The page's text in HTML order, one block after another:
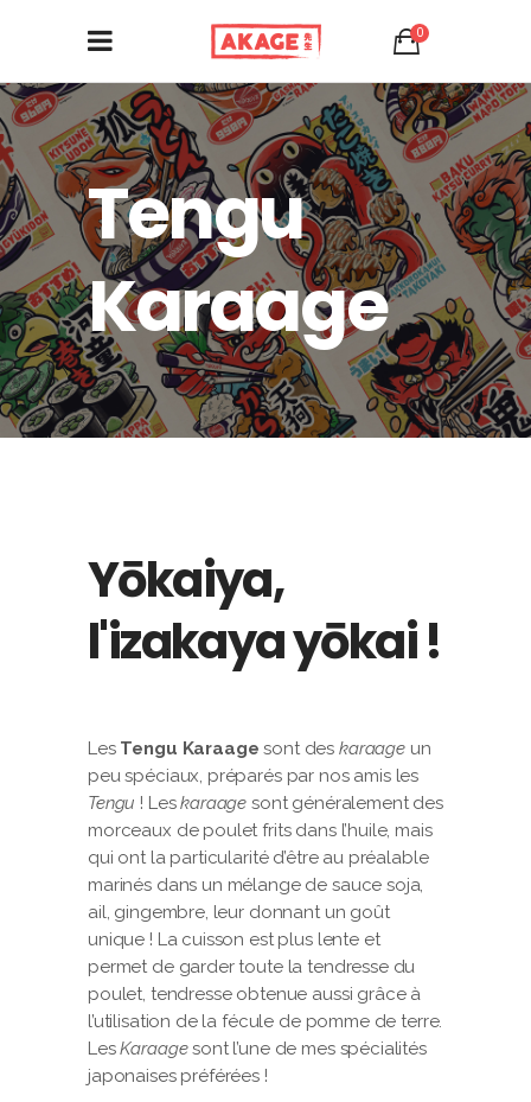
0
Tengu
Karaage
Yōkaiya,
l'izakaya yōkai !
Les Tengu Karaage sont des karaageun
peu spéciaux, préparés par nos amis les
Tengu ! Leskaraage sont généralement des
morceaux de poulet frits dans l’huile, mais
qui ont la particularité d’être au préalable
marinés dans un mélange de sauce soja,
ail, gingembre, leur donnant un goût
unique ! La cuisson est plus lente et
permet de garder toute la tendresse du
poulet, tendresse obtenue aussi grâce à
l’utilisation de la fécule de pomme de terre.
LesKaraagesont l’une de mes spécialités
japonaises préférées !